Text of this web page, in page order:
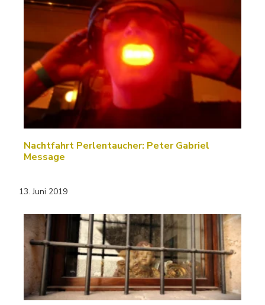
Nachtfahrt Perlentaucher: Peter Gabriel
Message
13. Juni 2019